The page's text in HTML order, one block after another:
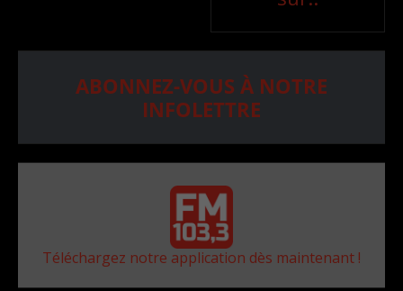
ABONNEZ-VOUS À NOTRE
INFOLETTRE
Téléchargez notre application dès maintenant !